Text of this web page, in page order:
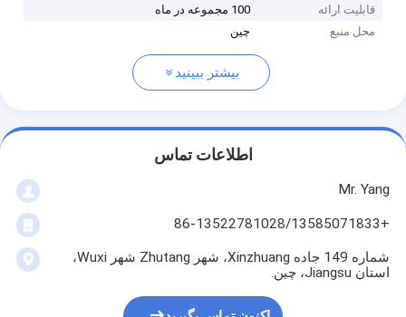
قابلیت ارائه
100 مجموعه در ماه
محل منبع
چین
بیشتر ببینید
اطلاعات تماس
Mr. Yang
+86-13522781028/13585071833
شماره 149 جاده Xinzhuang، شهر Zhutang شهر Wuxi،
استان Jiangsu، چین.